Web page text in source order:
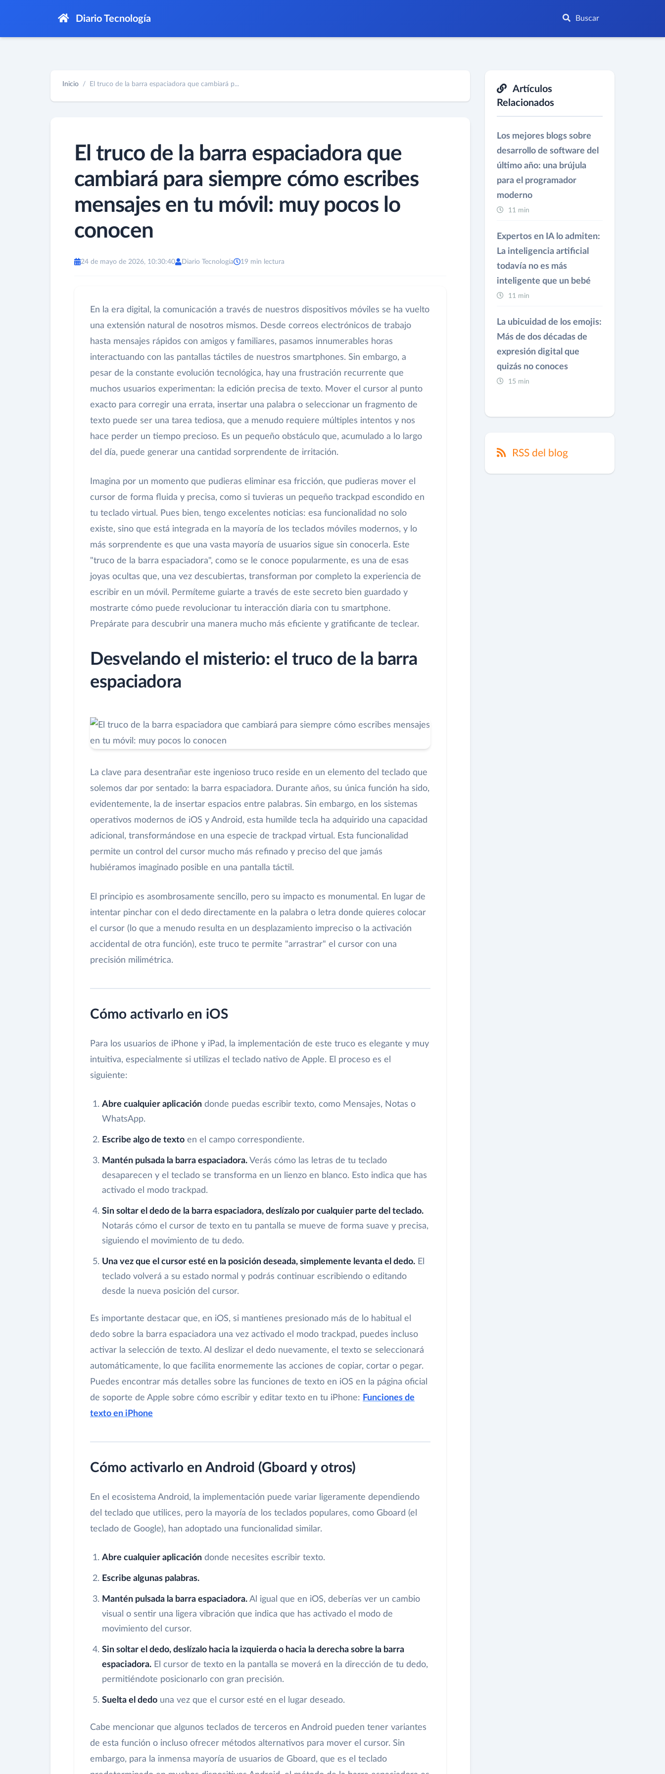
Diario Tecnología Buscar
Inicio El truco de la barra espaciadora que cambiará p...
El truco de la barra espaciadora que
cambiará para siempre cómo escribes
mensajes en tu móvil: muy pocos lo
conocen
24 de mayo de 2026, 10:30:40 Diario Tecnología 19 min lectura
En la era digital, la comunicación a través de nuestros dispositivos móviles se ha vuelto
una extensión natural de nosotros mismos. Desde correos electrónicos de trabajo
hasta mensajes rápidos con amigos y familiares, pasamos innumerables horas
interactuando con las pantallas táctiles de nuestros smartphones. Sin embargo, a
pesar de la constante evolución tecnológica, hay una frustración recurrente que
muchos usuarios experimentan: la edición precisa de texto. Mover el cursor al punto
exacto para corregir una errata, insertar una palabra o seleccionar un fragmento de
texto puede ser una tarea tediosa, que a menudo requiere múltiples intentos y nos
hace perder un tiempo precioso. Es un pequeño obstáculo que, acumulado a lo largo
del día, puede generar una cantidad sorprendente de irritación.
Imagina por un momento que pudieras eliminar esa fricción, que pudieras mover el
cursor de forma fluida y precisa, como si tuvieras un pequeño trackpad escondido en
tu teclado virtual. Pues bien, tengo excelentes noticias: esa funcionalidad no solo
existe, sino que está integrada en la mayoría de los teclados móviles modernos, y lo
más sorprendente es que una vasta mayoría de usuarios sigue sin conocerla. Este
"truco de la barra espaciadora", como se le conoce popularmente, es una de esas
joyas ocultas que, una vez descubiertas, transforman por completo la experiencia de
escribir en un móvil. Permíteme guiarte a través de este secreto bien guardado y
mostrarte cómo puede revolucionar tu interacción diaria con tu smartphone.
Prepárate para descubrir una manera mucho más eficiente y gratificante de teclear.
Desvelando el misterio: el truco de la barra
espaciadora
La clave para desentrañar este ingenioso truco reside en un elemento del teclado que
solemos dar por sentado: la barra espaciadora. Durante años, su única función ha sido,
evidentemente, la de insertar espacios entre palabras. Sin embargo, en los sistemas
operativos modernos de iOS y Android, esta humilde tecla ha adquirido una capacidad
adicional, transformándose en una especie de trackpad virtual. Esta funcionalidad
permite un control del cursor mucho más refinado y preciso del que jamás
hubiéramos imaginado posible en una pantalla táctil.
El principio es asombrosamente sencillo, pero su impacto es monumental. En lugar de
intentar pinchar con el dedo directamente en la palabra o letra donde quieres colocar
el cursor (lo que a menudo resulta en un desplazamiento impreciso o la activación
accidental de otra función), este truco te permite "arrastrar" el cursor con una
precisión milimétrica.
Cómo activarlo en iOS
Para los usuarios de iPhone y iPad, la implementación de este truco es elegante y muy
intuitiva, especialmente si utilizas el teclado nativo de Apple. El proceso es el
siguiente:
Abre cualquier aplicación donde puedas escribir texto, como Mensajes, Notas o
WhatsApp.
Escribe algo de texto en el campo correspondiente.
Mantén pulsada la barra espaciadora. Verás cómo las letras de tu teclado
desaparecen y el teclado se transforma en un lienzo en blanco. Esto indica que has
activado el modo trackpad.
Sin soltar el dedo de la barra espaciadora, deslízalo por cualquier parte del teclado.
Notarás cómo el cursor de texto en tu pantalla se mueve de forma suave y precisa,
siguiendo el movimiento de tu dedo.
Una vez que el cursor esté en la posición deseada, simplemente levanta el dedo. El
teclado volverá a su estado normal y podrás continuar escribiendo o editando
desde la nueva posición del cursor.
Es importante destacar que, en iOS, si mantienes presionado más de lo habitual el
dedo sobre la barra espaciadora una vez activado el modo trackpad, puedes incluso
activar la selección de texto. Al deslizar el dedo nuevamente, el texto se seleccionará
automáticamente, lo que facilita enormemente las acciones de copiar, cortar o pegar.
Puedes encontrar más detalles sobre las funciones de texto en iOS en la página oficial
de soporte de Apple sobre cómo escribir y editar texto en tu iPhone: Funciones de
texto en iPhone
Cómo activarlo en Android (Gboard y otros)
En el ecosistema Android, la implementación puede variar ligeramente dependiendo
del teclado que utilices, pero la mayoría de los teclados populares, como Gboard (el
teclado de Google), han adoptado una funcionalidad similar.
Abre cualquier aplicación donde necesites escribir texto.
Escribe algunas palabras.
Mantén pulsada la barra espaciadora. Al igual que en iOS, deberías ver un cambio
visual o sentir una ligera vibración que indica que has activado el modo de
movimiento del cursor.
Sin soltar el dedo, deslízalo hacia la izquierda o hacia la derecha sobre la barra
espaciadora. El cursor de texto en la pantalla se moverá en la dirección de tu dedo,
permitiéndote posicionarlo con gran precisión.
Suelta el dedo una vez que el cursor esté en el lugar deseado.
Cabe mencionar que algunos teclados de terceros en Android pueden tener variantes
de esta función o incluso ofrecer métodos alternativos para mover el cursor. Sin
embargo, para la inmensa mayoría de usuarios de Gboard, que es el teclado
Artículos
Relacionados
Los mejores blogs sobre
desarrollo de software del
último año: una brújula
para el programador
moderno
11 min
Expertos en IA lo admiten:
La inteligencia artificial
todavía no es más
inteligente que un bebé
11 min
La ubicuidad de los emojis:
Más de dos décadas de
expresión digital que
quizás no conoces
15 min
RSS del blog